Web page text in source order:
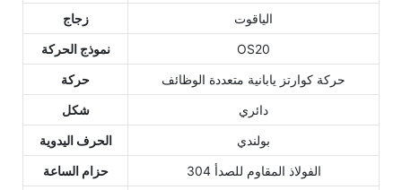
زجاج
الياقوت
نموذج الحركة
OS20
حركة
حركة كوارتز يابانية متعددة الوظائف
شكل
دائري
الحرف اليدوية
بولندي
حزام الساعة
الفولاذ المقاوم للصدأ 304